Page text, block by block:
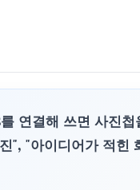
를 연결해 쓰면 사진
", "아이디어가 적힌